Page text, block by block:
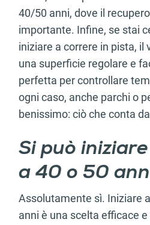
40/50 anni, dove il
importante. Infine, se stai
iniziare a correre in pista, il
una superficie regolare e
perfetta per controllare
ogni caso, anche parchi o
benissimo: ciò che conta
Si può
a 40 o 50
Assolutamente sì. Iniziare
anni è una scelta efficace